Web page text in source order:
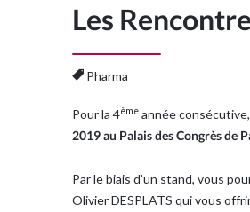
Les
Pharma
Pour la 4ème année
2019 au Palais des Congrès de
Par le biais d’un stand, vous
Olivier DESPLATS qui vous